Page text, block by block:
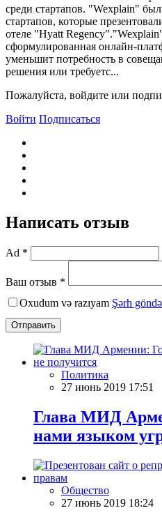
среди стартапов. "Wexplain"
стартапов, которые
отеле "Hyatt
сформулированная онлайн-
уменьшит потребность в
решения или требуетс...
Пожалуйста, войдите или
Войти Подписаться
Написать отзыв
Ad *
Ваш отзыв *
Oxudum və razıyam Şərh
Отправить
Политика
27 июнь 2019 17:51
Глава МИД
нами языком
Общество
27 июнь 2019 18:24